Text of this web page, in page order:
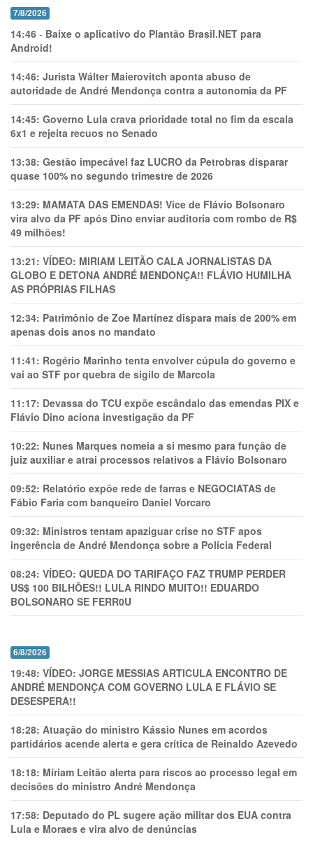
7/8/2026
14:46 - Baixe o aplicativo do Plantão Brasil.NET para
Android!
14:46: Jurista Wálter Maierovitch aponta abuso de
autoridade de André Mendonça contra a autonomia da PF
14:45: Governo Lula crava prioridade total no fim da escala
6x1 e rejeita recuos no Senado
13:38: Gestão impecável faz LUCRO da Petrobras disparar
quase 100% no segundo trimestre de 2026
13:29: MAMATA DAS EMENDAS! Vice de Flávio Bolsonaro
vira alvo da PF após Dino enviar auditoria com rombo de R$
49 milhões!
13:21: VÍDEO: MIRIAM LEITÃO CALA JORNALISTAS DA
GLOBO E DETONA ANDRÉ MENDONÇA!! FLÁVIO HUMILHA
AS PRÓPRIAS FILHAS
12:34: Patrimônio de Zoe Martínez dispara mais de 200% em
apenas dois anos no mandato
11:41: Rogério Marinho tenta envolver cúpula do governo e
vai ao STF por quebra de sigilo de Marcola
11:17: Devassa do TCU expõe escândalo das emendas PIX e
Flávio Dino aciona investigação da PF
10:22: Nunes Marques nomeia a si mesmo para função de
juiz auxiliar e atrai processos relativos a Flávio Bolsonaro
09:52: Relatório expõe rede de farras e NEGOCIATAS de
Fábio Faria com banqueiro Daniel Vorcaro
09:32: Ministros tentam apaziguar crise no STF apos
ingerência de André Mendonça sobre a Polícia Federal
08:24: VÍDEO: QUEDA DO TARIFAÇO FAZ TRUMP PERDER
US$ 100 BILHÕES!! LULA RINDO MUITO!! EDUARDO
BOLSONARO SE FERR0U
6/8/2026
19:48: VÍDEO: JORGE MESSIAS ARTICULA ENCONTRO DE
ANDRÉ MENDONÇA COM GOVERNO LULA E FLÁVIO SE
DESESPERA!!
18:28: Atuação do ministro Kássio Nunes em acordos
partidários acende alerta e gera crítica de Reinaldo Azevedo
18:18: Míriam Leitão alerta para riscos ao processo legal em
decisões do ministro André Mendonça
17:58: Deputado do PL sugere ação militar dos EUA contra
Lula e Moraes e vira alvo de denúncias